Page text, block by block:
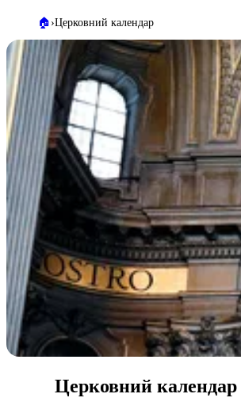
🏠️ Церковний календар
Церковний календар